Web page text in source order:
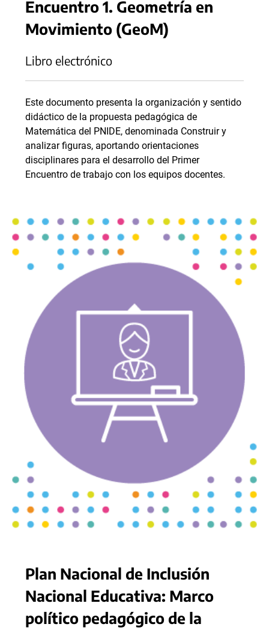
Encuentro 1. Geometría en
Movimiento (GeoM)
Libro electrónico
Este documento presenta la organización y sentido
didáctico de la propuesta pedagógica de
Matemática del PNIDE, denominada Construir y
analizar figuras, aportando orientaciones
disciplinares para el desarrollo del Primer
Encuentro de trabajo con los equipos docentes.
Plan Nacional de Inclusión
Nacional Educativa: Marco
político pedagógico de la